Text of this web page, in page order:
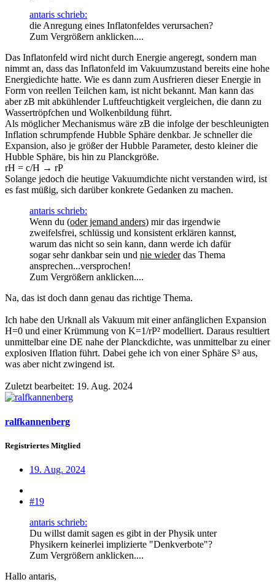
antaris schrieb:
die Anregung eines Inflatonfeldes verursachen?
Zum Vergrößern anklicken....
Das Inflatonfeld wird nicht durch Energie angeregt, sondern man
nimmt an, dass das Inflatonfeld im Vakuumzustand bereits eine hohe
Energiedichte hatte. Wie es dann zum Ausfrieren dieser Energie in
Form von reellen Teilchen kam, ist nicht bekannt. Man kann das
aber zB mit abkühlender Luftfeuchtigkeit vergleichen, die dann zu
Wassertröpfchen und Wolkenbildung führt.
Als möglicher Mechanismus wäre zB die infolge der beschleunigten
Inflation schrumpfende Hubble Sphäre denkbar. Je schneller die
Expansion, also je größer der Hubble Parameter, desto kleiner die
Hubble Sphäre, bis hin zu Planckgröße.
rH = c/H → rP
Solange jedoch die heutige Vakuumdichte nicht verstanden wird, ist
es fast müßig, sich darüber konkrete Gedanken zu machen.
antaris schrieb:
Wenn du (oder jemand anders) mir das irgendwie
zweifelsfrei, schlüssig und konsistent erklären kannst,
warum das nicht so sein kann, dann werde ich dafür
sogar sehr dankbar sein und nie wiederdas Thema
ansprechen...versprochen!
Zum Vergrößern anklicken....
Na, das ist doch dann genau das richtige Thema.
Ich habe den Urknall als Vakuum mit einer anfänglichen Expansion
H=0 und einer Krümmung von K=1/rP² modelliert. Daraus resultiert
unmittelbar eine DE nahe der Planckdichte, was unmittelbar zu einer
explosiven Iflation führt. Dabei gehe ich von einer Sphäre S³ aus,
was aber nicht zwingend ist.
Zuletzt bearbeitet: 19. Aug. 2024
ralfkannenberg
Registriertes Mitglied
19. Aug. 2024
#19
antaris schrieb:
Du willst damit sagen es gibt in der Physik unter
Physikern keinerlei implizierte "Denkverbote"?
Zum Vergrößern anklicken....
Hallo antaris,